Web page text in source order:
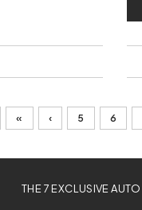
« ‹ 5 6
THE 7 EXCLUSIVE AUTO